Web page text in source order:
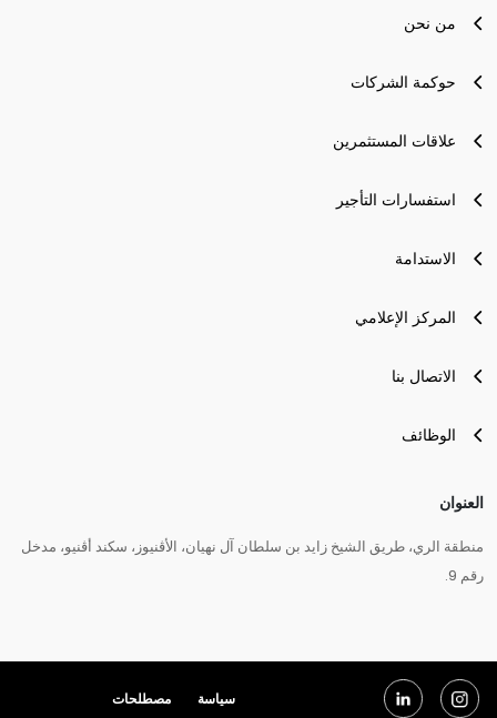
من نحن
حوكمة الشركات
علاقات المستثمرين
استفسارات التأجير
الاستدامة
المركز الإعلامي
الاتصال بنا
الوظائف
العنوان
منطقة الري، طريق الشيخ زايد بن سلطان آل نهيان، الأڤنيوز، سكند أڤنيو، مدخل
رقم 9.
سياسة مصطلحات